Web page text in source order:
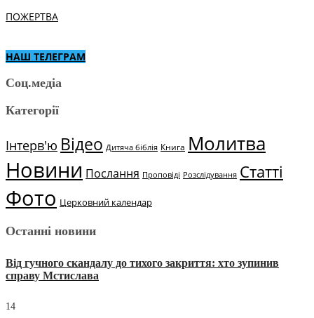
ПОЖЕРТВА
НАШ ТЕЛЕГРАМ
Соц.медіа
Категорії
Інтерв'ю Відео Дитяча біблія Книга Молитва
Новини Послання Проповіді Розслідування Статті
Фото Церковний календар
Останні новини
Від гучного скандалу до тихого закриття: хто зупинив
справу Мстислава
14